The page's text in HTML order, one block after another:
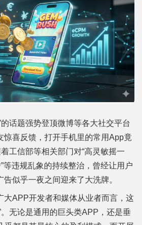
话题强势登顶微博等各大社交平台
惊喜反馈，打开手机里的常用App竟
工信部等相关部门对“高灵敏摇一
等违规乱象的持续整治，曾经让用户
似乎一夜之间迎来了大洗牌。
大APP开发者和媒体从业者而言，这
。无论是通用的巨头类APP，还是垂